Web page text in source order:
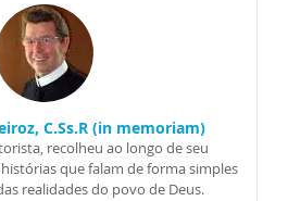
C.Ss.R (in memoriam)
recolheu ao longo de seu
que falam de forma simples
realidades do povo de Deus.